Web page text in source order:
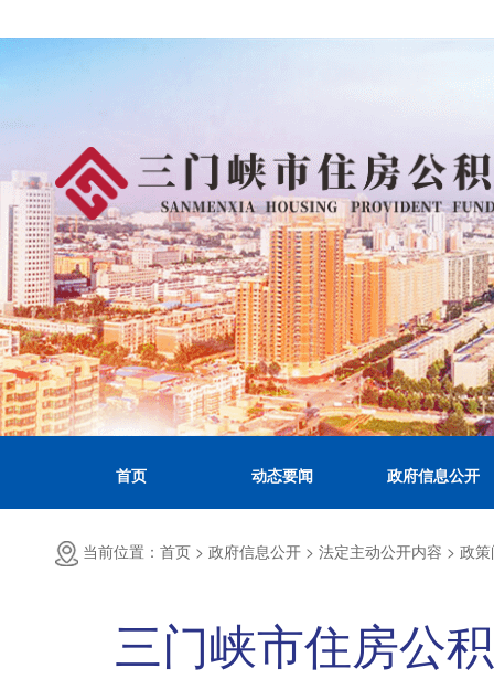
首页 动态要闻 政府信息公开
当前位置：首页 > 政府信息公开 > 法定主动公开内容 > 政
三门峡市住房公